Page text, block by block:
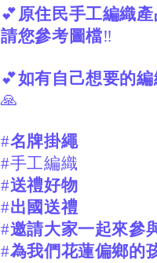
💕原住民手工編織
請您參考圖檔‼️
💕如有自己想要的
🙏
#名牌掛繩
#手工編織
#送禮好物
#出國送禮
#邀請大家一起來參
#為我們花蓮偏鄉的